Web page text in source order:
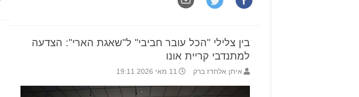
בין צלילי "הכל עובר חביבי" ל"שאגת הארי": הצדעה
למתנדבי קריית אונו
איתן אלחדז ברק 11 מאי 2026 19:11